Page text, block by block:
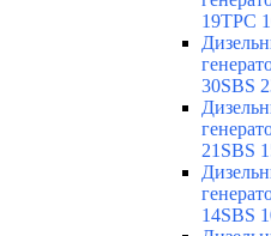
19TPC
30SBS
21SBS
14SBS